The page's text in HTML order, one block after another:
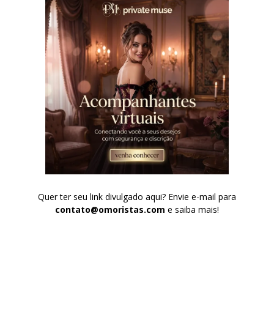
Quer ter seu link divulgado aqui? Envie e-mail para
contato@omoristas.com e saiba mais!